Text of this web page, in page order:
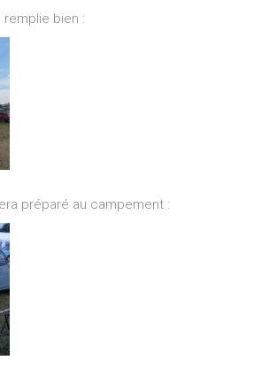
remplie bien :
préparé au campement :